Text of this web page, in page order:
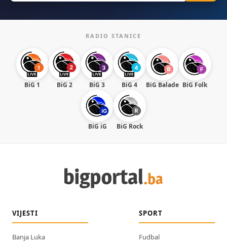
RADIO STANICE
BiG 1 BiG 2 BiG 3 BiG 4 BiG Balade BiG Folk
BiG iG BiG Rock
VIJESTI
Banja Luka
SPORT
Fudbal